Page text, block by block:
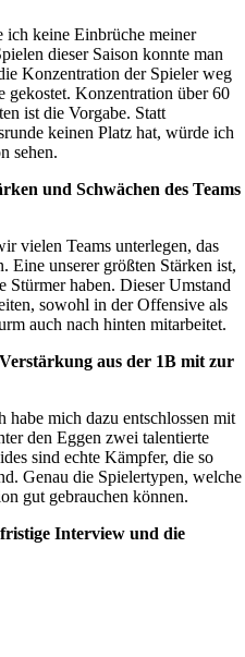
ich keine Einbrüche meiner
dieser Saison konnte man
Konzentration der Spieler weg
gekostet. Konzentration über 60
ist die Vorgabe. Statt
keinen Platz hat, würde ich
sehen.
und Schwächen des Teams
vielen Teams unterlegen, das
Eine unserer größten Stärken ist,
Stürmer haben. Dieser Umstand
sowohl in der Offensive als
auch nach hinten mitarbeitet.
aus der 1B mit zur
habe mich dazu entschlossen mit
den Eggen zwei talentierte
sind echte Kämpfer, die so
Genau die Spielertypen, welche
gut gebrauchen können.
Interview und die